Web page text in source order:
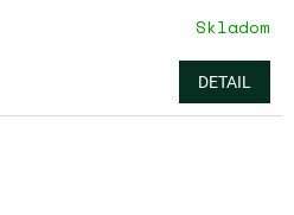
Skladom
DETAIL